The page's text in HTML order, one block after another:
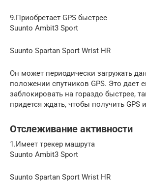
9.Приобретает GPS быстрее
Suunto Ambit3 Sport
Suunto Spartan Sport Wrist HR
Он может периодически загружать
положении спутников GPS. Это дает
заблокировать на гораздо быстрее,
придется ждать, чтобы получить GPS
Отслеживание активности
1.Имеет трекер машрута
Suunto Ambit3 Sport
Suunto Spartan Sport Wrist HR